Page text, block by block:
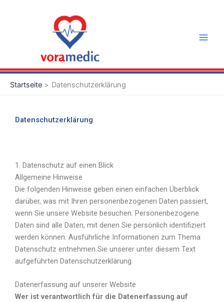
Startseite Datenschutzerklärung
Datenschutzerklärung
1. Datenschutz auf einen Blick
Allgemeine Hinweise
Die folgenden Hinweise geben einen einfachen Überblick
darüber, was mit Ihren personenbezogenen Daten passiert,
wenn Sie unsere Website besuchen. Personenbezogene
Daten sind alle Daten, mit denen Sie persönlich identifiziert
werden können. Ausführliche Informationen zum Thema
Datenschutz entnehmen Sie unserer unter diesem Text
aufgeführten Datenschutzerklärung.
Datenerfassung auf unserer Website
Wer ist verantwortlich für die Datenerfassung auf